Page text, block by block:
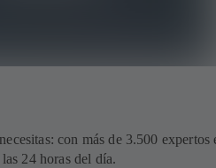
con más de 3.500 expertos
24 horas del día.